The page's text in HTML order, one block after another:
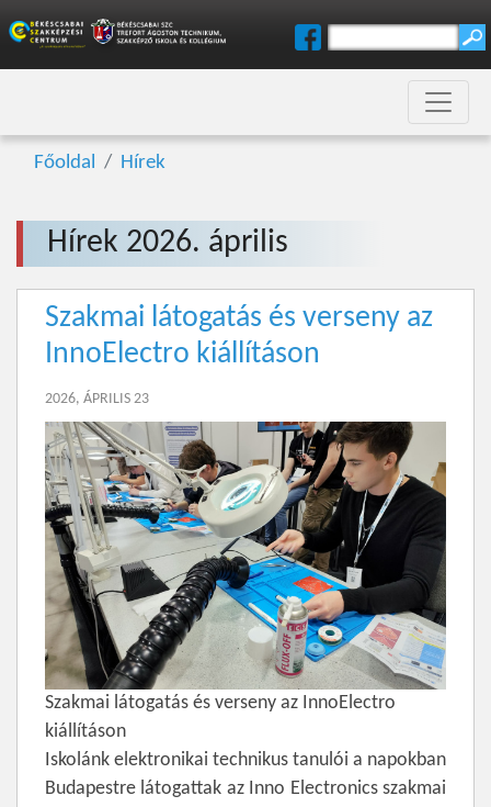
Főoldal Hírek
Hírek 2026. április
Szakmai látogatás és verseny az
InnoElectro kiállításon
2026, ÁPRILIS 23
Szakmai látogatás és verseny az InnoElectro
kiállításon
Iskolánk elektronikai technikus tanulói a napokban
Budapestre látogattak az Inno Electronics szakmai